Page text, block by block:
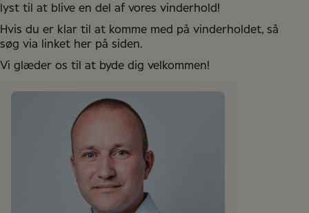
lyst til at blive en del af vores vinderhold!
Hvis du er klar til at komme med på vinderholdet, så
søg via linket her på siden.
Vi glæder os til at byde dig velkommen!